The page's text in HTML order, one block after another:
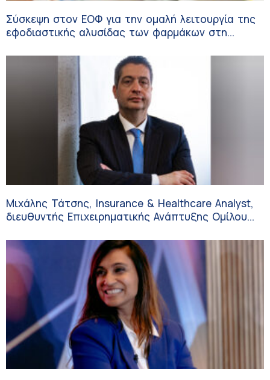
Σύσκεψη στον ΕΟΦ για την ομαλή λειτουργία της
εφοδιαστικής αλυσίδας των φαρμάκων στη
Μιχάλης Τάτσης, Insurance & Healthcare Analyst,
διευθυντής Επιχειρηματικής Ανάπτυξης Ομίλου